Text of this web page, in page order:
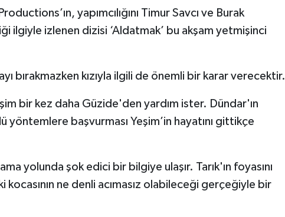
yapımcılığını Timur Savcı ve Burak
ilgiyle izlenen dizisi ‘Aldatmak’ bu akşam yetmişinci
bırakmazken kızıyla ilgili de önemli bir karar verecektir.
bir kez daha Güzide'den yardım ister. Dündar'ın
yöntemlere başvurması Yeşim’in hayatını gittikçe
yolunda şok edici bir bilgiye ulaşır. Tarık'ın foyasını
kocasının ne denli acımasız olabileceği gerçeğiyle bir